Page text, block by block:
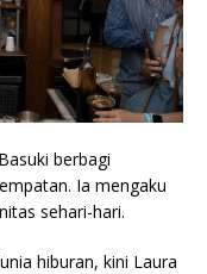
berbagi
Ia mengaku
sehari-hari.
hiburan, kini Laura